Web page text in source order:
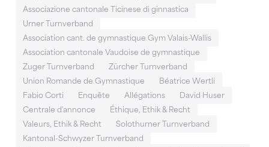
Associazione cantonale Ticinese di ginnastica
Urner Turnverband
Association cant. de gymnastique Gym Valais-Wallis
Association cantonale Vaudoise de gymnastique
Zuger Turnverband
Zürcher Turnverband
Union Romande de Gymnastique
Béatrice Wertli
Fabio Corti
Enquête Allégations
David Huser
Centrale d'annonce
Éthique, Ethik & Recht
Valeurs, Ethik & Recht
Solothurner Turnverband
Kantonal-Schwyzer Turnverband